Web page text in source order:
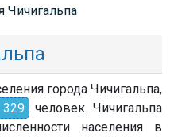
Чичигальпа
города Чичигальпа,
человек. Чичигальпа
населения в